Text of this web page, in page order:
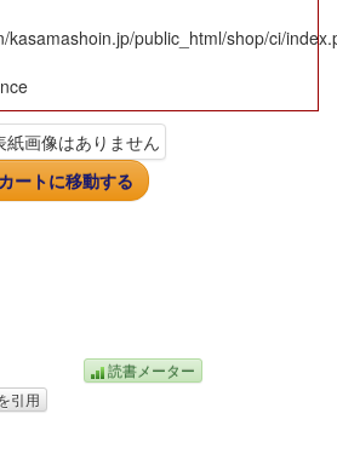
kasamashoin.jp/public_html/shop/ci/
カートに移動する
読書メーター
引用